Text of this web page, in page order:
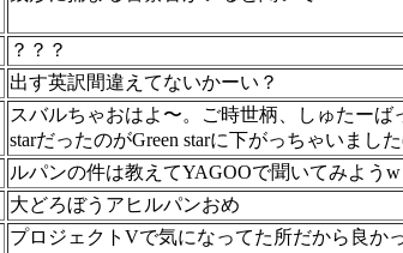
？？？
出す英訳間違えてないかーい？
スバルちゃおはよ〜。ご時世柄、しゅたー
starだったのがGreen starに下がっちゃいまし
ルパンの件は教えてYAGOOで聞いてみようw
大どろぼうアヒルパンおめ
プロジェクトVで気になってた所だから良か